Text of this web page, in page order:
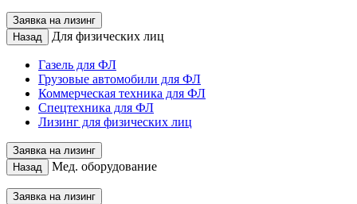
Заявка на лизинг
Назад
Для физических лиц
Газель для ФЛ
Грузовые автомобили для ФЛ
Коммерческая техника для ФЛ
Спецтехника для ФЛ
Лизинг для физических лиц
Заявка на лизинг
Назад
Мед. оборудование
Заявка на лизинг